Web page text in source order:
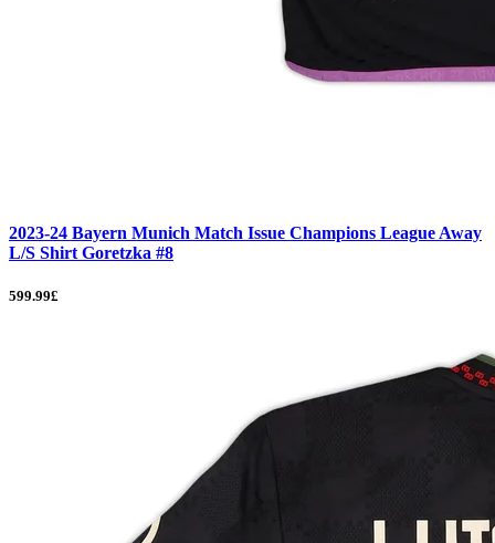
2023-24 Bayern Munich Match Issue Champions League Away
L/S Shirt Goretzka #8
599.99£